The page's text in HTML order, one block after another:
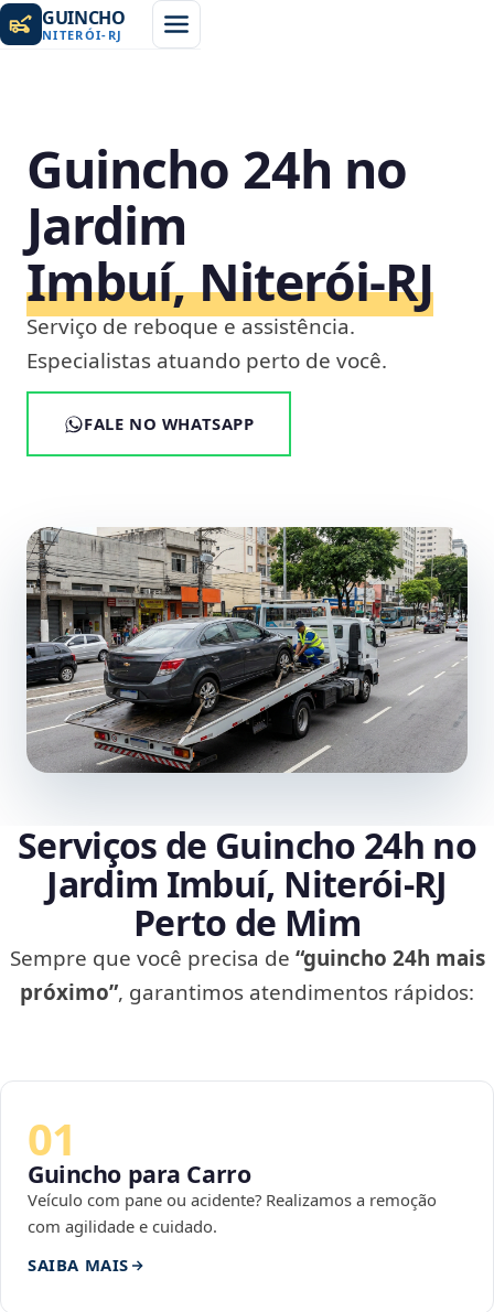
GUINCHO
NITERÓI- RJ
Guincho 24h no
Jardim
Imbuí, Niterói‑RJ
Serviço de reboque e assistência.
Especialistas atuando perto de você.
FALE NO WHATSAPP
Serviços de Guincho 24h no
Jardim Imbuí, Niterói‑RJ
Perto de Mim
Sempre que você precisa de “guincho 24h mais
próximo”, garantimos atendimentos rápidos:
01
Guincho para Carro
Veículo com pane ou acidente? Realizamos a remoção
com agilidade e cuidado.
SAIBA MAIS